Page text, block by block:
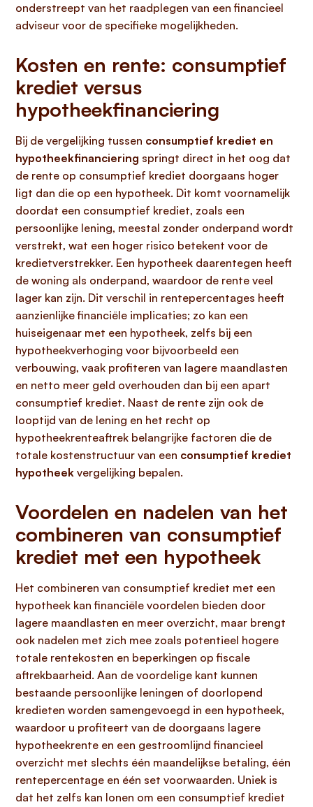
onderstreept van het raadplegen van een financieel
adviseur voor de specifieke mogelijkheden.
Kosten en rente: consumptief
krediet versus
hypotheekfinanciering
Bij de vergelijking tussen consumptief krediet en
hypotheekfinanciering springt direct in het oog dat
de rente op consumptief krediet doorgaans hoger
ligt dan die op een hypotheek. Dit komt voornamelijk
doordat een consumptief krediet, zoals een
persoonlijke lening, meestal zonder onderpand wordt
verstrekt, wat een hoger risico betekent voor de
kredietverstrekker. Een hypotheek daarentegen heeft
de woning als onderpand, waardoor de rente veel
lager kan zijn. Dit verschil in rentepercentages heeft
aanzienlijke financiële implicaties; zo kan een
huiseigenaar met een hypotheek, zelfs bij een
hypotheekverhoging voor bijvoorbeeld een
verbouwing, vaak profiteren van lagere maandlasten
en netto meer geld overhouden dan bij een apart
consumptief krediet. Naast de rente zijn ook de
looptijd van de lening en het recht op
hypotheekrenteaftrek belangrijke factoren die de
totale kostenstructuur van een consumptief krediet
hypotheek vergelijking bepalen.
Voordelen en nadelen van het
combineren van consumptief
krediet met een hypotheek
Het combineren van consumptief krediet met een
hypotheek kan financiële voordelen bieden door
lagere maandlasten en meer overzicht, maar brengt
ook nadelen met zich mee zoals potentieel hogere
totale rentekosten en beperkingen op fiscale
aftrekbaarheid. Aan de voordelige kant kunnen
bestaande persoonlijke leningen of doorlopend
kredieten worden samengevoegd in een hypotheek,
waardoor u profiteert van de doorgaans lagere
hypotheekrente en een gestroomlijnd financieel
overzicht met slechts één maandelijkse betaling, één
rentepercentage en één set voorwaarden. Uniek is
dat het zelfs kan lonen om een consumptief krediet